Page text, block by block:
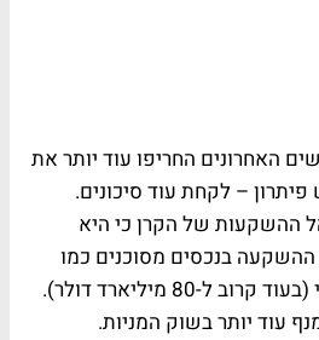
האחרונים החריפו עוד יותר את
– לקחת עוד סיכונים.
ההשקעות של הקרן כי היא
בנכסים מסוכנים כמו
חברות פרטיות וחוב פרטי (בעוד קרוב ל-80 מיליארד דולר).
עוד יותר בשוק המניות.